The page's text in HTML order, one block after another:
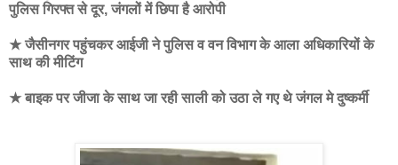
पुलिस गिरफ्त से दूर, जंगलों में छिपा है आरोपी
★ जैसीनगर पहुंचकर आईजी ने पुलिस व वन विभाग के आला अधिकारियों के
साथ की मीटिंग
★ बाइक पर जीजा के साथ जा रही साली को उठा ले गए थे जंगल मे दुष्कर्मी